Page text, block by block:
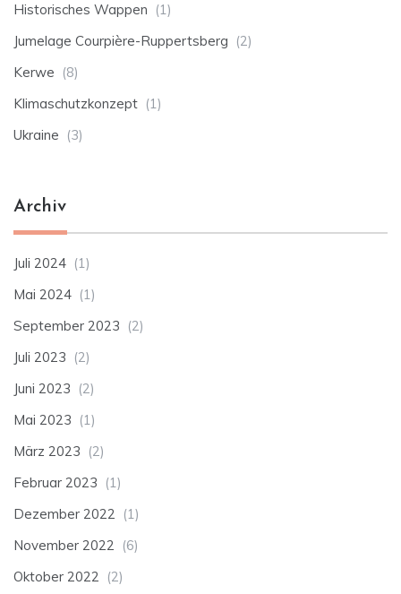
Historisches Wappen (1)
Jumelage Courpière-Ruppertsberg (2)
Kerwe (8)
Klimaschutzkonzept (1)
Ukraine (3)
Archiv
Juli 2024 (1)
Mai 2024 (1)
September 2023 (2)
Juli 2023 (2)
Juni 2023 (2)
Mai 2023 (1)
März 2023 (2)
Februar 2023 (1)
Dezember 2022 (1)
November 2022 (6)
Oktober 2022 (2)